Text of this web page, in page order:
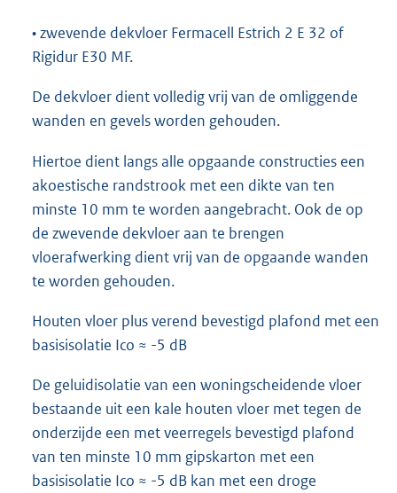
• zwevende dekvloer Fermacell Estrich 2 E 32 of
Rigidur E30 MF.
De dekvloer dient volledig vrij van de omliggende
wanden en gevels worden gehouden.
Hiertoe dient langs alle opgaande constructies een
akoestische randstrook met een dikte van ten
minste 10 mm te worden aangebracht. Ook de op
de zwevende dekvloer aan te brengen
vloerafwerking dient vrij van de opgaande wanden
te worden gehouden.
Houten vloer plus verend bevestigd plafond met een
basisisolatie Ico ≈ -5 dB
De geluidisolatie van een woningscheidende vloer
bestaande uit een kale houten vloer met tegen de
onderzijde een met veerregels bevestigd plafond
van ten minste 10 mm gipskarton met een
basisisolatie Ico ≈ -5 dB kan met een droge